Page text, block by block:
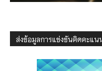
ส่งข้อมูลการแข่งขันคิดคะแน